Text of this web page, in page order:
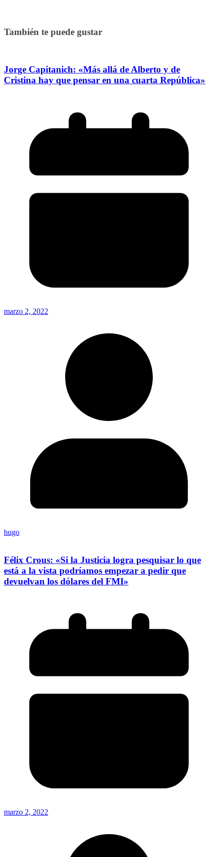
También te puede gustar
Jorge Capitanich: «Más allá de Alberto y de
Cristina hay que pensar en una cuarta República»
marzo 2, 2022
hugo
Félix Crous: «Si la Justicia logra pesquisar lo que
está a la vista podríamos empezar a pedir que
devuelvan los dólares del FMI»
marzo 2, 2022